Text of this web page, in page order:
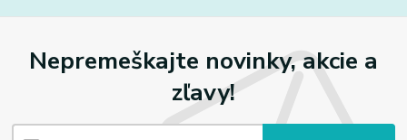
Nepremeškajte novinky, akcie a
zľavy!